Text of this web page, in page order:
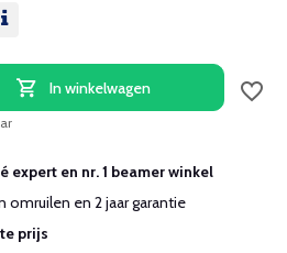
In winkelwagen
expert en nr. 1 beamer winkel
omruilen en 2 jaar garantie
prijs